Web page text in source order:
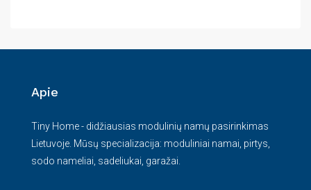
Apie
Tiny Home - didžiausias modulinių namų pasirinkimas
Lietuvoje. Mūsų specializacija: moduliniai namai, pirtys,
sodo nameliai, sadeliukai, garažai.